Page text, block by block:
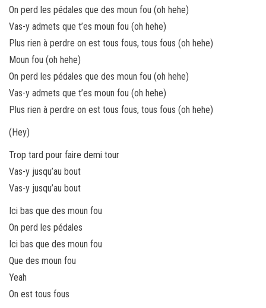
On perd les pédales que des moun fou (oh hehe)
Vas-y admets que t’es moun fou (oh hehe)
Plus rien à perdre on est tous fous, tous fous (oh hehe)
Moun fou (oh hehe)
On perd les pédales que des moun fou (oh hehe)
Vas-y admets que t’es moun fou (oh hehe)
Plus rien à perdre on est tous fous, tous fous (oh hehe)
(Hey)
Trop tard pour faire demi tour
Vas-y jusqu’au bout
Vas-y jusqu’au bout
Ici bas que des moun fou
On perd les pédales
Ici bas que des moun fou
Que des moun fou
Yeah
On est tous fous